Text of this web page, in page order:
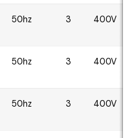
50hz 3 400V
50hz 3 400V
50hz 3 400V